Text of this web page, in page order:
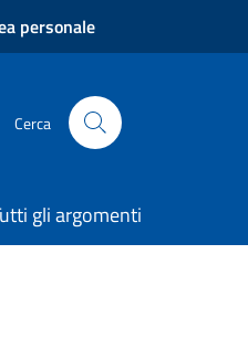
personale
Cerca
gli argomenti